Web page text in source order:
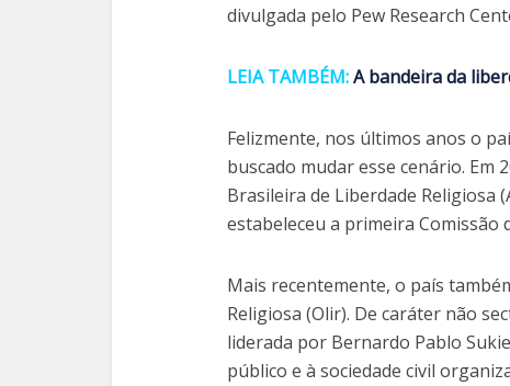
divulgada pelo Pew Research
LEIA TAMBÉM:A bandeira da
Felizmente, nos últimos anos o
buscado mudar esse cenário. Em
Brasileira de Liberdade Religiosa
estabeleceu a primeira Comissão
Mais recentemente, o país
Religiosa (Olir). De caráter não
liderada por Bernardo Pablo
público e à sociedade civil